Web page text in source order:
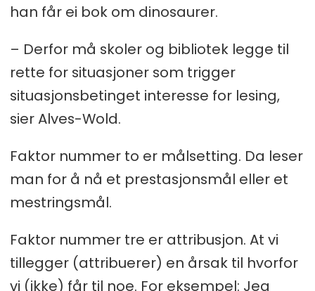
han får ei bok om dinosaurer.
– Derfor må skoler og bibliotek legge til
rette for situasjoner som trigger
situasjonsbetinget interesse for lesing,
sier Alves-Wold.
Faktor nummer to er målsetting. Da leser
man for å nå et prestasjonsmål eller et
mestringsmål.
Faktor nummer tre er attribusjon. At vi
tillegger (attribuerer) en årsak til hvorfor
vi (ikke) får til noe. For eksempel: Jeg